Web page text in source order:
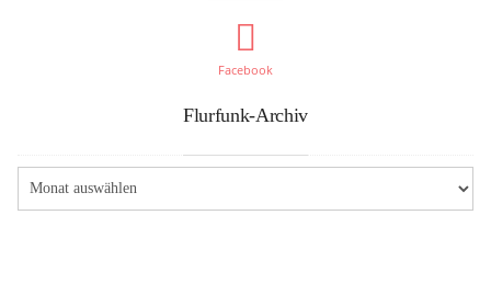
Facebook
Flurfunk-Archiv